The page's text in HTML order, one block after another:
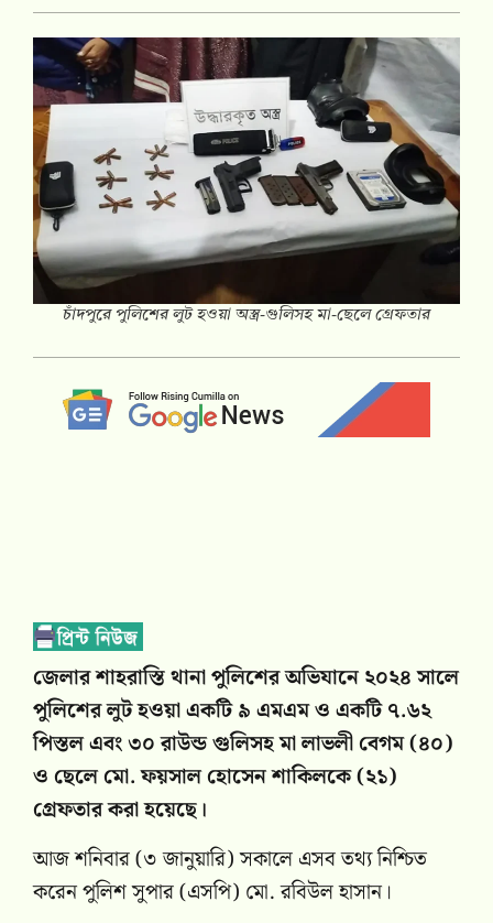
চাঁদপুরে পুলিশের লুট হওয়া অস্ত্র-গুলিসহ মা-ছেলে গ্রেফতার
জেলার শাহরাস্তি থানা পুলিশের অভিযানে ২০২৪ সালে
পুলিশের লুট হওয়া একটি ৯ এমএম ও একটি ৭.৬২
পিস্তল এবং ৩০ রাউন্ড গুলিসহ মা লাভলী বেগম (৪০)
ও ছেলে মো. ফয়সাল হোসেন শাকিলকে (২১)
গ্রেফতার করা হয়েছে।
আজ শনিবার (৩ জানুয়ারি) সকালে এসব তথ্য নিশ্চিত
করেন পুলিশ সুপার (এসপি) মো. রবিউল হাসান।